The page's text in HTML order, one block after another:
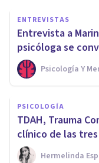
ENTREVISTAS
Entrevista a
psicóloga se
Psicología Y
PSICOLOGÍA
TDAH, Trauma
clínico de las
Hermelinda